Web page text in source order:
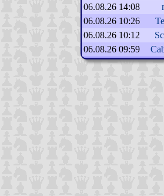
06.08.26 14:08
06.08.26 10:26
06.08.26 10:12
06.08.26 09:59